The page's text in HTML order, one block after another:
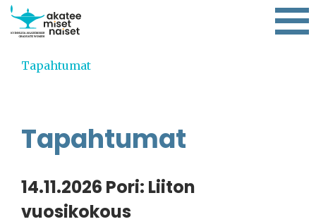
Tapahtumat
Tapahtumat
14.11.2026 Pori: Liiton
vuosikokous